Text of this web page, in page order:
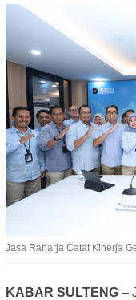
Jasa Raharja Catat Kinerja
KABAR SULTENG –